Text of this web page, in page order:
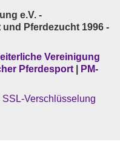
e.V. -
Pferdezucht 1996 -
Vereinigung
Pferdesport
PM-
SSL-Verschlüsselung